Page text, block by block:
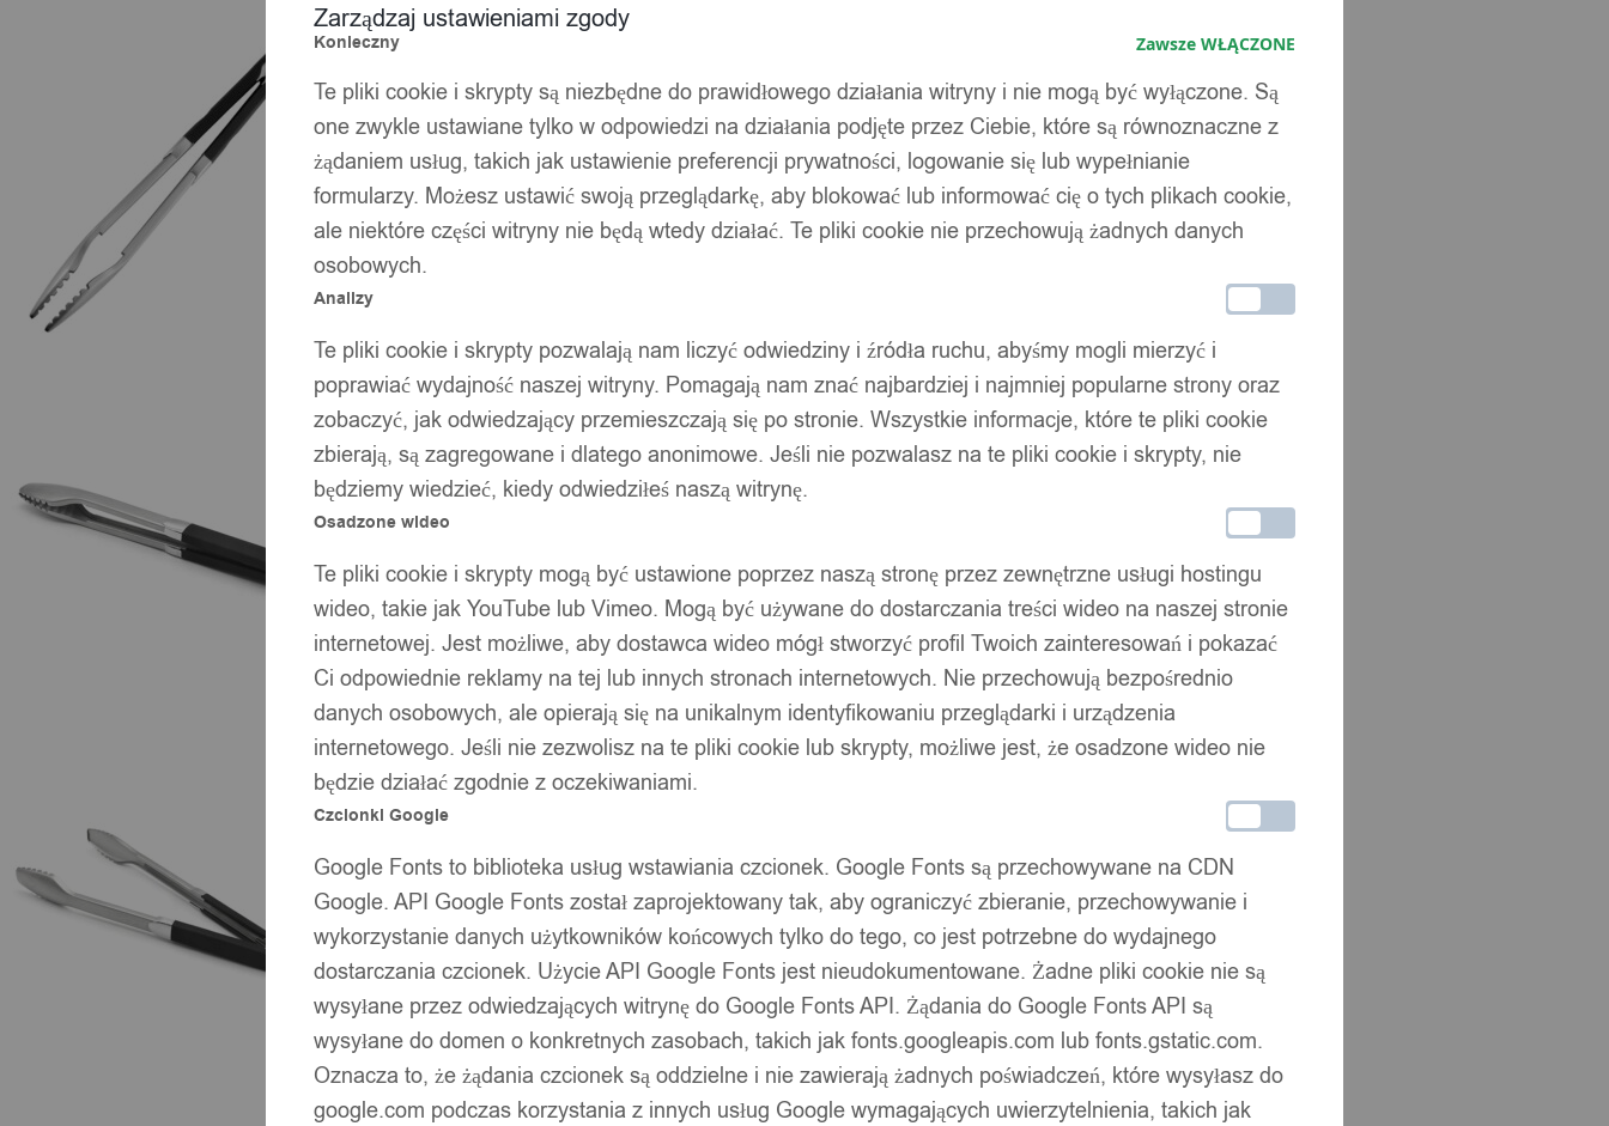
Zarządzaj ustawieniami zgody
Konieczny Zawsze WŁĄCZONE
Te pliki cookie i skrypty są niezbędne do prawidłowego działania witryny i nie mogą być wyłączone. Są
one zwykle ustawiane tylko w odpowiedzi na działania podjęte przez Ciebie, które są równoznaczne z
żądaniem usług, takich jak ustawienie preferencji prywatności, logowanie się lub wypełnianie
formularzy. Możesz ustawić swoją przeglądarkę, aby blokować lub informować cię o tych plikach cookie,
ale niektóre części witryny nie będą wtedy działać. Te pliki cookie nie przechowują żadnych danych
osobowych.
Analizy
Te pliki cookie i skrypty pozwalają nam liczyć odwiedziny i źródła ruchu, abyśmy mogli mierzyć i
poprawiać wydajność naszej witryny. Pomagają nam znać najbardziej i najmniej popularne strony oraz
zobaczyć, jak odwiedzający przemieszczają się po stronie. Wszystkie informacje, które te pliki cookie
zbierają, są zagregowane i dlatego anonimowe. Jeśli nie pozwalasz na te pliki cookie i skrypty, nie
będziemy wiedzieć, kiedy odwiedziłeś naszą witrynę.
Osadzone wideo
Te pliki cookie i skrypty mogą być ustawione poprzez naszą stronę przez zewnętrzne usługi hostingu
wideo, takie jak YouTube lub Vimeo. Mogą być używane do dostarczania treści wideo na naszej stronie
internetowej. Jest możliwe, aby dostawca wideo mógł stworzyć profil Twoich zainteresowań i pokazać
Ci odpowiednie reklamy na tej lub innych stronach internetowych. Nie przechowują bezpośrednio
danych osobowych, ale opierają się na unikalnym identyfikowaniu przeglądarki i urządzenia
internetowego. Jeśli nie zezwolisz na te pliki cookie lub skrypty, możliwe jest, że osadzone wideo nie
będzie działać zgodnie z oczekiwaniami.
Czcionki Google
Google Fonts to biblioteka usług wstawiania czcionek. Google Fonts są przechowywane na CDN
Google. API Google Fonts został zaprojektowany tak, aby ograniczyć zbieranie, przechowywanie i
wykorzystanie danych użytkowników końcowych tylko do tego, co jest potrzebne do wydajnego
dostarczania czcionek. Użycie API Google Fonts jest nieudokumentowane. Żadne pliki cookie nie są
wysyłane przez odwiedzających witrynę do Google Fonts API. Żądania do Google Fonts API są
wysyłane do domen o konkretnych zasobach, takich jak fonts.googleapis.com lub fonts.gstatic.com.
Oznacza to, że żądania czcionek są oddzielne i nie zawierają żadnych poświadczeń, które wysyłasz do
google.com podczas korzystania z innych usług Google wymagających uwierzytelnienia, takich jak